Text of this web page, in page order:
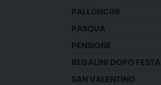
PALLONCINI
PASQUA
PENSIONE
REGALINI DOPO FESTA
SAN VALENTINO